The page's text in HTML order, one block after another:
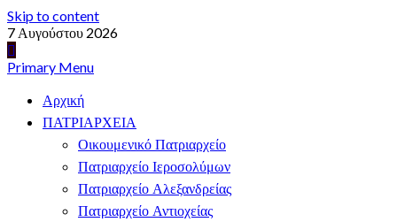
Skip to content
7 Αυγούστου 2026
Primary Menu
Αρχική
ΠΑΤΡΙΑΡΧΕΙΑ
Οικουμενικό Πατριαρχείο
Πατριαρχείο Ιεροσολύμων
Πατριαρχείο Αλεξανδρείας
Πατριαρχείο Αντιοχείας